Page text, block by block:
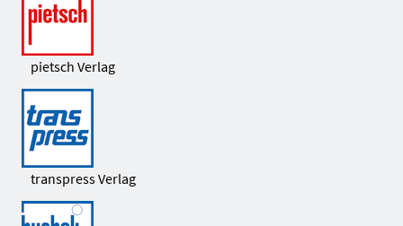
pietsch Verlag
transpress Verlag